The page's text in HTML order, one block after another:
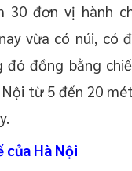
đơn vị hành
vừa có núi, có
đó đồng bằng
từ 5 đến 20
Hà Nội